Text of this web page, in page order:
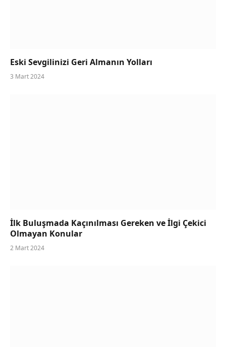
Eski Sevgilinizi Geri Almanın Yolları
3 Mart 2024
İlk Buluşmada Kaçınılması Gereken ve İlgi Çekici
Olmayan Konular
2 Mart 2024